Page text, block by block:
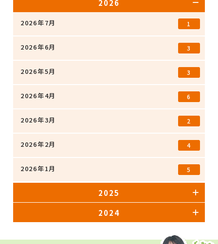
2026
2026年7月 1
2026年6月 3
2026年5月 3
2026年4月 6
2026年3月 2
2026年2月 4
2026年1月 5
2025
2024